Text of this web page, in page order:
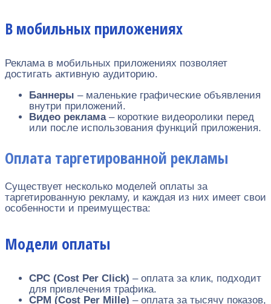
В мобильных приложениях
Реклама в мобильных приложениях позволяет
достигать активную аудиторию.
Баннеры – маленькие графические объявления
внутри приложений.
Видео реклама– короткие видеоролики перед
или после использования функций приложения.
Оплата таргетированной рекламы
Существует несколько моделей оплаты за
таргетированную рекламу, и каждая из них имеет свои
особенности и преимущества:
Модели оплаты
CPC (Cost Per Click) – оплата за клик, подходит
для привлечения трафика.
CPM (Cost Per Mille) – оплата за тысячу показов,